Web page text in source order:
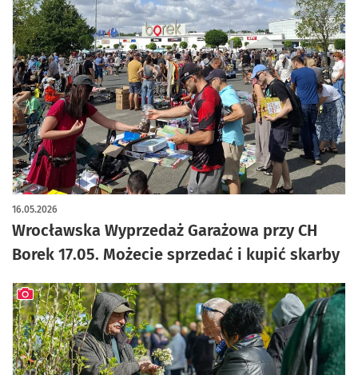
Wrocławska Wyprzedaż Garażowa przy CH
Borek 17.05. Możecie sprzedać i kupić skarby
16.05.2026